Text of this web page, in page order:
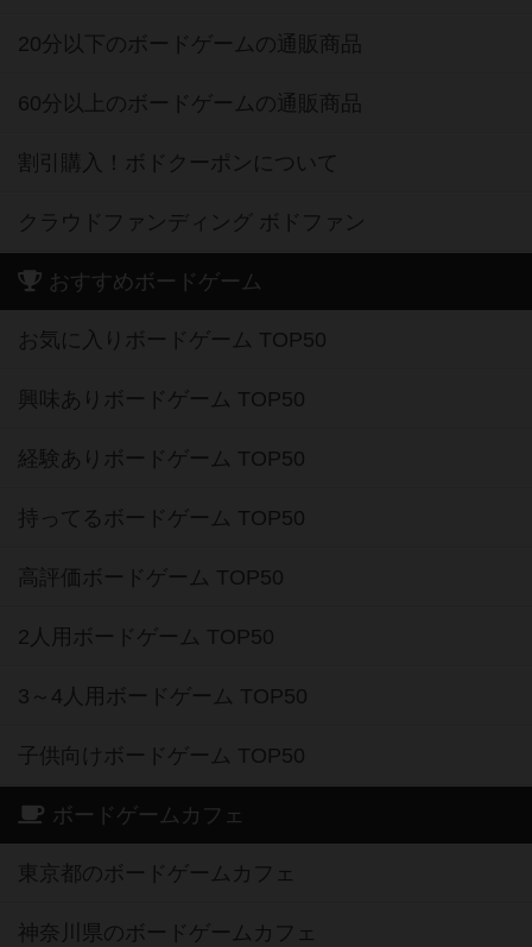
20分以下のボードゲームの通販商品
60分以上のボードゲームの通販商品
割引購入！ボドクーポンについて
クラウドファンディング ボドファン
おすすめボードゲーム
お気に入りボードゲーム TOP50
興味ありボードゲーム TOP50
経験ありボードゲーム TOP50
持ってるボードゲーム TOP50
高評価ボードゲーム TOP50
2人用ボードゲーム TOP50
3～4人用ボードゲーム TOP50
子供向けボードゲーム TOP50
ボードゲームカフェ
東京都のボードゲームカフェ
神奈川県のボードゲームカフェ